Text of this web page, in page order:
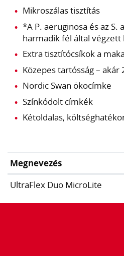
Mikroszálas tisztítás
*A P. aeruginosa és az
harmadik fél által
Extra tisztítócsíkok a
Közepes tartósság –
Nordic Swan ökocímke
Színkódolt címkék
Kétoldalas,
Megnevezés
UltraFlex Duo MicroLite